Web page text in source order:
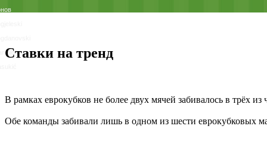
Ставки на тренд
В рамках еврокубков не более двух мячей забивалось в трёх
Обе команды забивали лишь в одном из шести еврокубковых